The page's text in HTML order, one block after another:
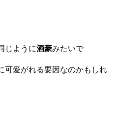
じように酒豪みたいで
可愛がれる要因なのかもしれ